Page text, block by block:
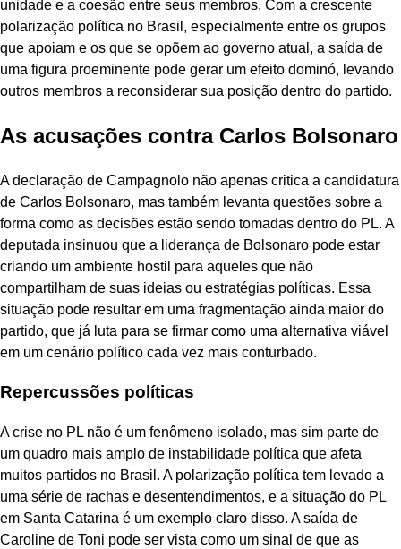
unidade e a coesão entre seus membros. Com a crescente
polarização política no Brasil, especialmente entre os grupos
que apoiam e os que se opõem ao governo atual, a saída de
uma figura proeminente pode gerar um efeito dominó, levando
outros membros a reconsiderar sua posição dentro do partido.
As acusações contra Carlos Bolsonaro
A declaração de Campagnolo não apenas critica a candidatura
de Carlos Bolsonaro, mas também levanta questões sobre a
forma como as decisões estão sendo tomadas dentro do PL. A
deputada insinuou que a liderança de Bolsonaro pode estar
criando um ambiente hostil para aqueles que não
compartilham de suas ideias ou estratégias políticas. Essa
situação pode resultar em uma fragmentação ainda maior do
partido, que já luta para se firmar como uma alternativa viável
em um cenário político cada vez mais conturbado.
Repercussões políticas
A crise no PL não é um fenômeno isolado, mas sim parte de
um quadro mais amplo de instabilidade política que afeta
muitos partidos no Brasil. A polarização política tem levado a
uma série de rachas e desentendimentos, e a situação do PL
em Santa Catarina é um exemplo claro disso. A saída de
Caroline de Toni pode ser vista como um sinal de que as